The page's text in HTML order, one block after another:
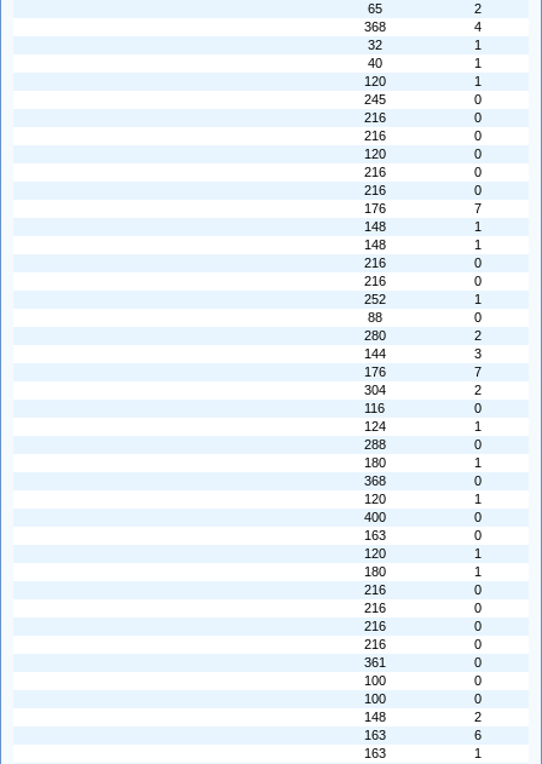
65
2
368
4
32
1
40
1
120
1
245
0
216
0
216
0
120
0
216
0
216
0
176
7
148
1
148
1
216
0
216
0
252
1
88
0
280
2
144
3
176
7
304
2
116
0
124
1
288
0
180
1
368
0
120
1
400
0
163
0
120
1
180
1
216
0
216
0
216
0
216
0
361
0
100
0
100
0
148
2
163
6
163
1